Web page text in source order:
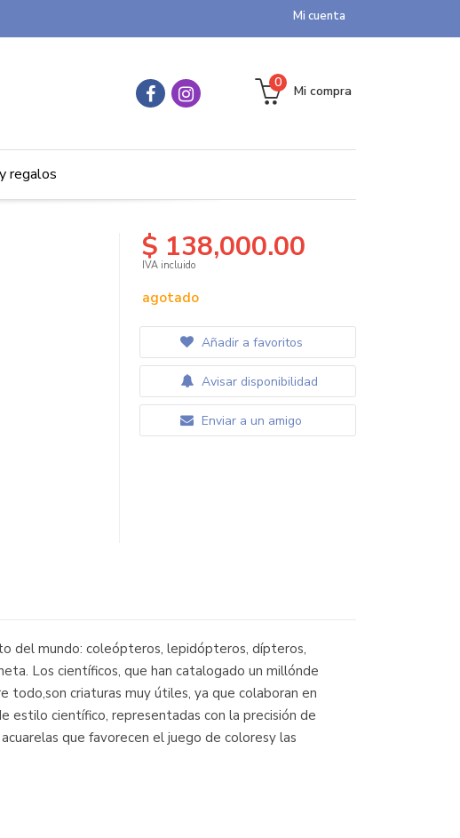
Mi cuenta
Mi compra
0
regalos
$ 138,000.00
IVA incluido
agotado
Añadir a favoritos
Avisar disponibilidad
Enviar a un amigo
del mundo: coleópteros, lepidópteros, dípteros,
Los científicos, que han catalogado un millónde
todo,son criaturas muy útiles, ya que colaboran en
estilo científico, representadas con la precisión de
que favorecen el juego de coloresy las